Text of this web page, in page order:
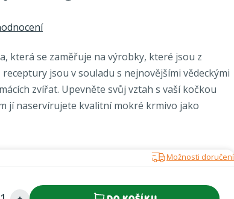
která se zaměřuje na výrobky, které jsou z
jsou v souladu s nejnovějšími vědeckými
zvířat. Upevněte svůj vztah s vaší kočkou
jí naservírujete kvalitní mokré krmivo jako
Možnosti doručení